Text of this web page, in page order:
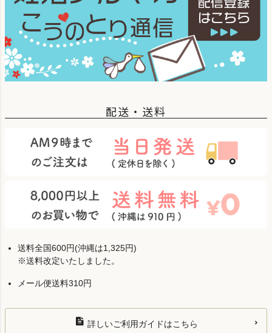
配送・送料
送料全国600円(沖縄は1,325円)
※送料改定いたしました。
メール便送料310円
詳しいご利用ガイドはこちら